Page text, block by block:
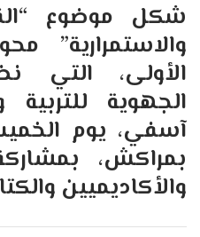
شكل موضوع
والاستمرارية”
الأولى، التي
الجهوية
بمراكش،
والأكاديميين